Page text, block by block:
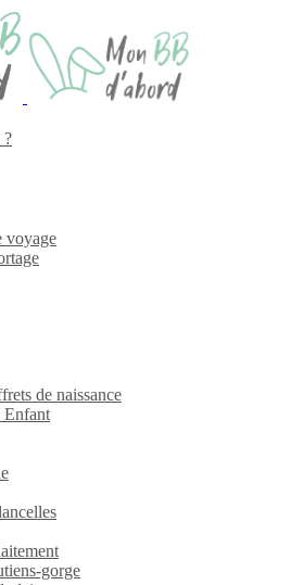
?
voyage
de naissance
Enfant
gorge